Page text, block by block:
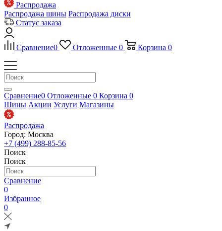
Распродажа
Распродажа шины Распродажа диски
Статус заказа
Сравнение0 Отложенные 0 Корзина 0
Сравнение0 Отложенные 0 Корзина 0
Шины Акции Услуги Магазины
Распродажа
Город: Москва
+7 (499) 288-85-56
Поиск
Поиск
Сравнение
0
Избранное
0